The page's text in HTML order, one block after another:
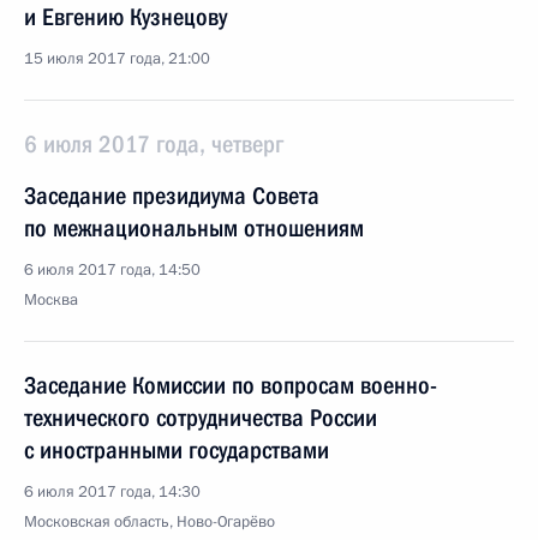
и Евгению Кузнецову
15 июля 2017 года, 21:00
6 июля 2017 года, четверг
Заседание президиума Совета
по межнациональным отношениям
6 июля 2017 года, 14:50
Москва
Заседание Комиссии по вопросам военно-
технического сотрудничества России
с иностранными государствами
6 июля 2017 года, 14:30
Московская область, Ново-Огарёво